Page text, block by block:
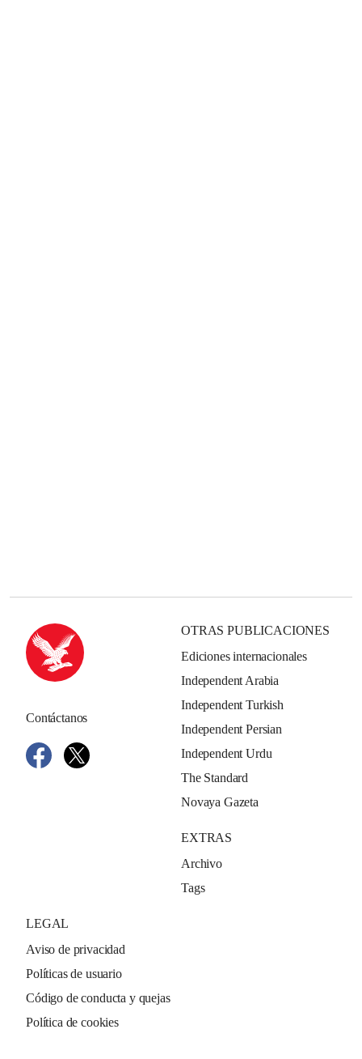
Contáctanos
OTRAS PUBLICACIONES
Ediciones internacionales
Independent Arabia
Independent Turkish
Independent Persian
Independent Urdu
The Standard
Novaya Gazeta
EXTRAS
Archivo
Tags
LEGAL
Aviso de privacidad
Políticas de usuario
Código de conducta y quejas
Política de cookies